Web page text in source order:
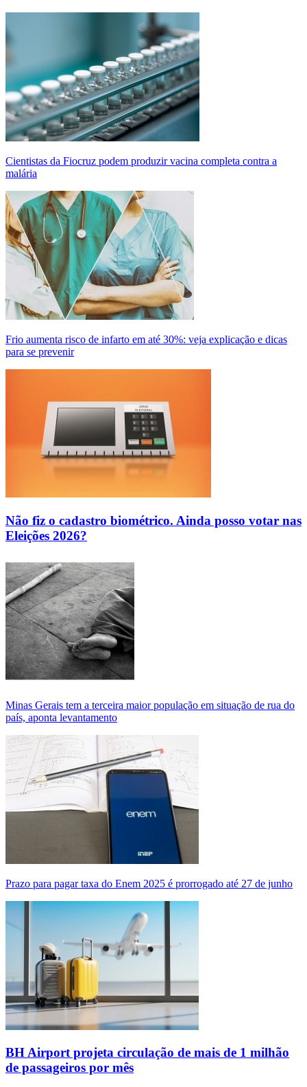
Cientistas da Fiocruz podem produzir vacina completa contra a
malária
Frio aumenta risco de infarto em até 30%: veja explicação e dicas
para se prevenir
Não fiz o cadastro biométrico. Ainda posso votar nas
Eleições 2026?
Minas Gerais tem a terceira maior população em situação de rua do
país, aponta levantamento
Prazo para pagar taxa do Enem 2025 é prorrogado até 27 de junho
BH Airport projeta circulação de mais de 1 milhão
de passageiros por mês